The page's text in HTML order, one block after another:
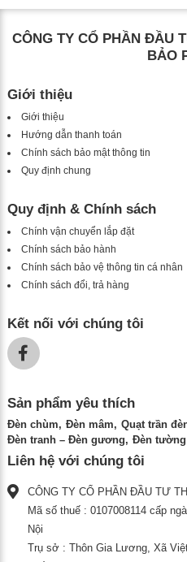
Bóng đèn: Bóng led tiết kiệm điện
E14*15
Bảo hành: 2 năm
CÔNG TY CỔ PHẦN ĐẦU
BẢO
Giới thiệu
Giới thiệu
Hướng dẫn thanh toán
Chính sách bảo mật thông tin
Quy định chung
Quy định & Chính sách
Chính vận chuyển lắp đặt
Chính sách bảo hành
Chính sách bảo vệ thông tin cá nhân
Chính sách đổi, trả hàng
Kết nối với chúng tôi
Sản phẩm yêu thích
Đèn chùm Đèn mâm Quạt trần
Đèn tranh – Đèn gương
Đèn tường
Liên hệ với chúng tôi
CÔNG TY CỔ PHẦN ĐẦU TƯ
Mã số thuế : 0107008114 cấp
Nội
Trụ sở : Thôn Gia Lương, Xã